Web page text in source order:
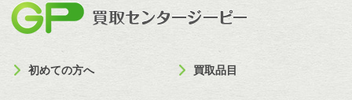
初めての方へ 買取品目